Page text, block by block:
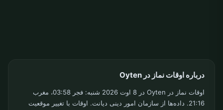
درباره اوقات نماز در Oyten
اوقات نماز در Oyten در 8 اوت 2026 شنبه: فجر 03:58، مغرب
21:16. داده‌ها از سازمان امور دینی دیانت. اوقات با تغییر موقعیت